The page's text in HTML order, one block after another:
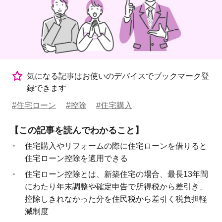
気になる記事はお使いのデバイスでブックマーク登
録できます
#住宅ローン #控除 #住宅購入
【この記事を読んでわかること】
住宅購入やリフォームの際に住宅ローンを借りると
住宅ローン控除を適用できる
住宅ローン控除とは、新築住宅の場合、最長13年間
にわたり年末調整や確定申告で所得税から差引き、
控除しきれなかった分を住民税から差引く税負担軽
減制度